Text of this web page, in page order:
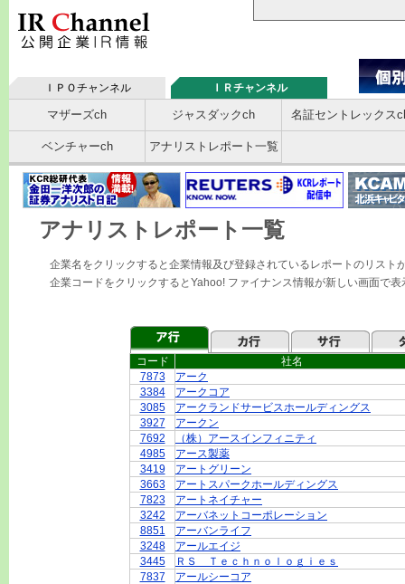
ＩＰＯチャンネル ＩＲチャンネル
マザーズch ジャスダックch 名証セントレックス
ベンチャーch アナリストレポート一覧
アナリストレポート一覧
企業名をクリックすると企業情報及び登録されているレポートのリスト
企業コードをクリックするとYahoo! ファイナンス情報が新しい画面で表
コード
社名
7873
アーク
3384
アークコア
3085
アークランドサービスホールディングス
3927
アークン
7692
（株）アースインフィニティ
4985
アース製薬
3419
アートグリーン
3663
アートスパークホールディングス
7823
アートネイチャー
3242
アーバネットコーポレーション
8851
アーバンライフ
3248
アールエイジ
3445
ＲＳ Ｔｅｃｈｎｏｌｏｇｉｅｓ
7837
アールシーコア